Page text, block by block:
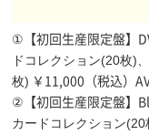
①【初回生産限定盤】
ドコレクション(20枚)
枚) ￥11,000（税込）
②【初回生産限定盤】
カードコレクション(20